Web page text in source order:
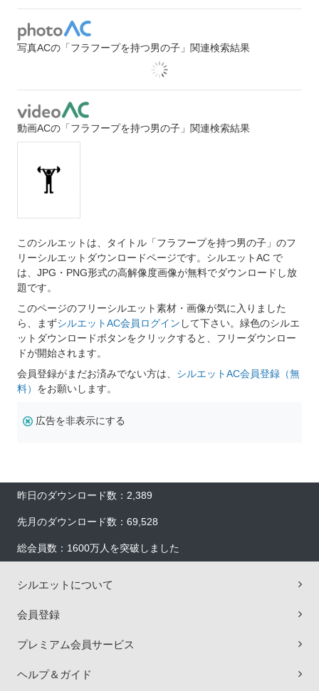
写真ACの「フラフープを持つ男の子」関連検索結果
動画ACの「フラフープを持つ男の子」関連検索結果
このシルエットは、タイトル「フラフープを持つ男の子」のフ
リーシルエットダウンロードページです。シルエットAC で
は、JPG・PNG形式の高解像度画像が無料でダウンロードし放
題です。
このページのフリーシルエット素材・画像が気に入りました
ら、まずシルエットAC会員ログイン して下さい。緑色のシルエ
ットダウンロードボタンをクリックすると、フリーダウンロー
ドが開始されます。
会員登録がまだお済みでない方は、 シルエットAC会員登録（無
料） をお願いします。
広告を非表示にする
昨日のダウンロード数：2,389
先月のダウンロード数：69,528
総会員数：1600万人を突破しました
シルエットについて
会員登録
プレミアム会員サービス
ヘルプ＆ガイド